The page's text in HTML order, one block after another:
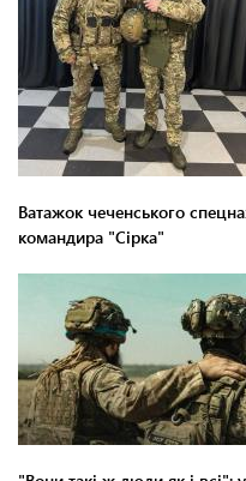
Ватажок чеченського
командира "Сірка"